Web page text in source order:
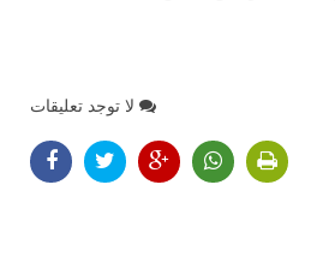
لا توجد تعليقات